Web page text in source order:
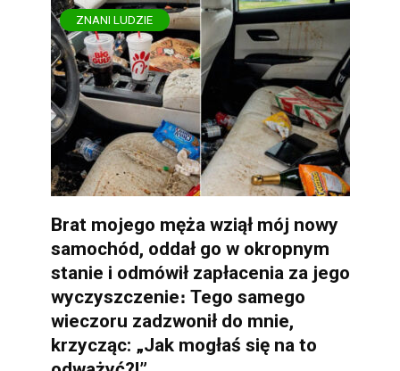
ZNANI LUDZIE
Brat mojego męża wziął mój nowy
samochód, oddał go w okropnym
stanie i odmówił zapłacenia za jego
wyczyszczenie։ Tego samego
wieczoru zadzwonił do mnie,
krzycząc: „Jak mogłaś się na to